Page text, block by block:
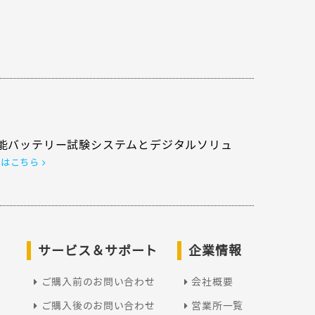
ッテリー試験システムとデジタルソリュ
はこちら
サービス＆サポート
ご購入前のお問い合わせ
ご購入後のお問い合わせ
企業情報
会社概要
営業所一覧